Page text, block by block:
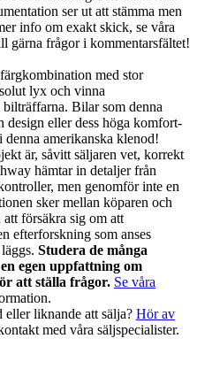
ser ut att stämma men
info om exakt skick, se våra
gärna frågor i kommentarsfältet!
med stor
lyx och vinna
bilträffarna. Bilar som denna
design eller dess höga komfort-
amerikanska klenod!
är, såvitt säljaren vet, korrekt
hämtar in detaljer från
men genomför inte en
sker mellan köparen och
försäkra sig om att
efterforskning som anses
Studera de många
egen uppfattning om
att ställa frågor. Se våra
liknande att sälja? Hör av
med våra säljspecialister.